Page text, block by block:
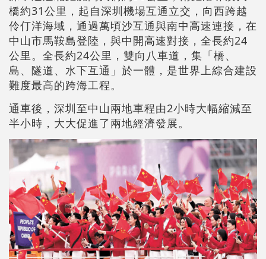
橋約31公里，起自深圳機場互通立交，向西跨越
伶仃洋海域，通過萬頃沙互通與南中高速連接，在
中山市馬鞍島登陸，與中開高速對接，全長約24
公里。全長約24公里，雙向八車道，集「橋、
島、隧道、水下互通」於一體，是世界上綜合建設
難度最高的跨海工程。
通車後，深圳至中山兩地車程由2小時大幅縮減至
半小時，大大促進了兩地經濟發展。